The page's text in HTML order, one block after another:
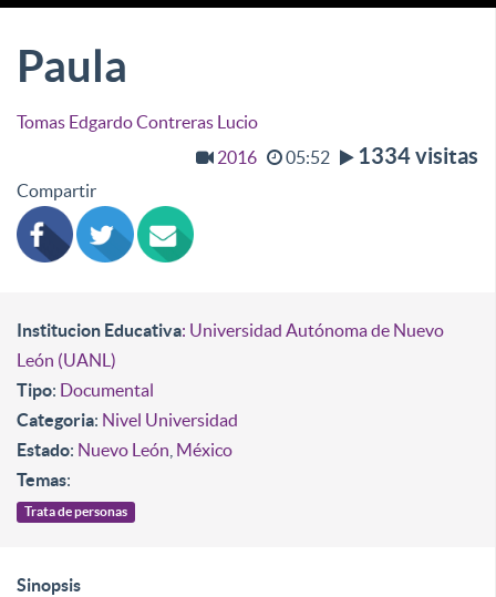
Paula
Tomas Edgardo Contreras Lucio
2016
05:52 1334 visitas
Compartir
Institucion Educativa: Universidad Autónoma de Nuevo
León (UANL)
Tipo: Documental
Categoria: Nivel Universidad
Estado: Nuevo León México
Temas:
Trata de personas
Sinopsis